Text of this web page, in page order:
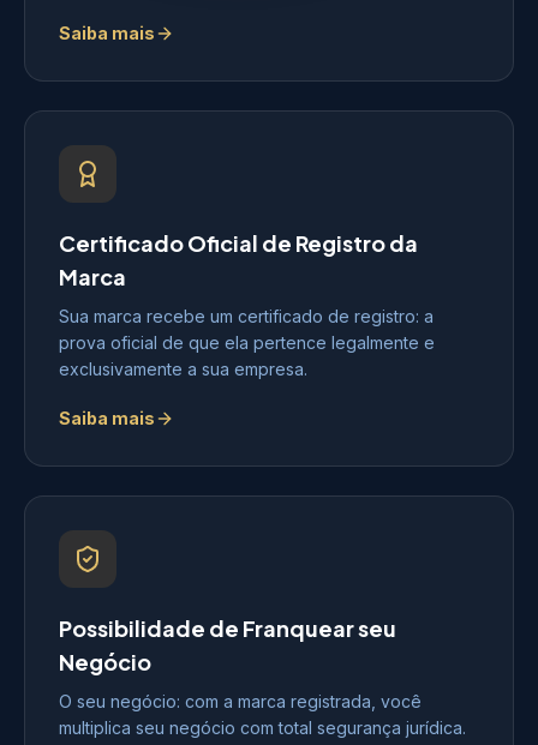
Saiba mais
Certificado Oficial de Registro da
Marca
Sua marca recebe um certificado de registro: a
prova oficial de que ela pertence legalmente e
exclusivamente a sua empresa.
Saiba mais
Possibilidade de Franquear seu
Negócio
O seu negócio: com a marca registrada, você
multiplica seu negócio com total segurança jurídica.